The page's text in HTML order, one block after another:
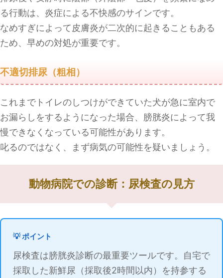
る行動は、炎症による不快感のサインです。
なめすぎによって皮膚炎が二次的に起きることもある
ため、早めの対処が重要です。
不適切排尿（粗相）
これまでトイレのしつけができていた犬が急に室内で
お漏らしをするようになった場合、膀胱炎によって我
慢できなくなっている可能性があります。
叱るのではなく、まず病気の可能性を疑いましょう。
動物病院での診断：尿検査の見方
💡 ポイント
尿検査は膀胱炎診断の最重要ツールです。自宅で
採取した新鮮尿（採取後2時間以内）を持参する